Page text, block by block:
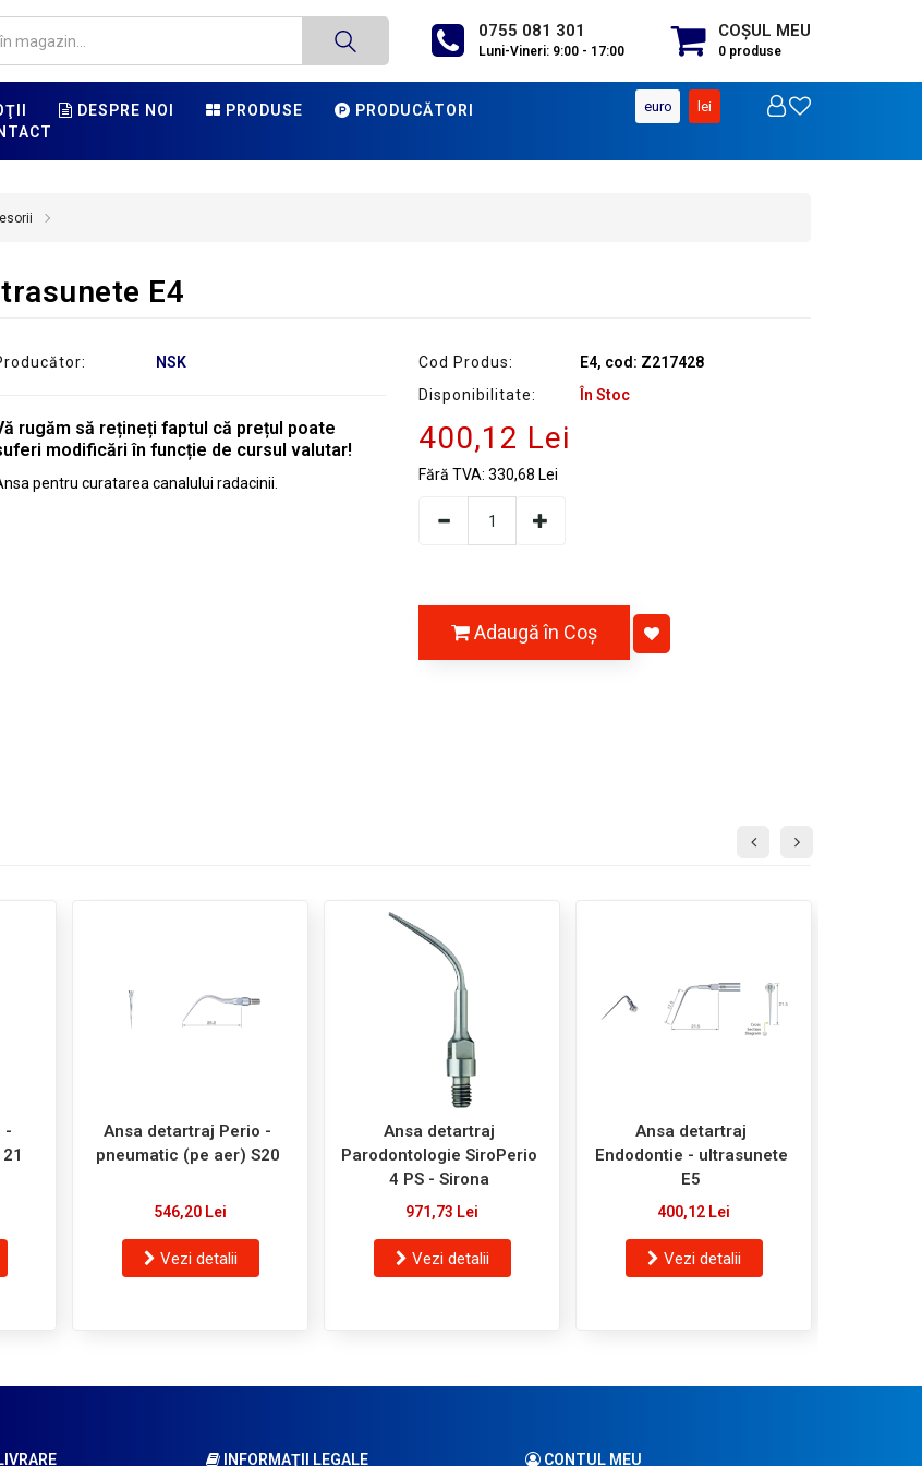
0755 081 301
Luni-Vineri: 9:00 - 17:00
COŞUL MEU
0produse
DESPRE NOI PRODUSE
PRODUCĂTORI
euro lei
E4
NSK
rugăm să rețineți faptul că prețul poate
modificări în funcție de cursul valutar!
pentru curatarea canalului radacinii.
Cod Produs:
E4, cod: Z217428
Disponibilitate:
În Stoc
400,12 Lei
Fără TVA: 330,68 Lei
Adaugă în Coş
-
Ansa detartraj Perio -
pneumatic (pe aer) S20
546,20 Lei
Vezi detalii
Ansa detartraj
Parodontologie SiroPerio
4 PS - Sirona
971,73 Lei
Vezi detalii
Ansa detartraj
Endodontie - ultrasunete
E5
400,12 Lei
Vezi detalii
INFORMAŢII LEGALE CONTUL MEU